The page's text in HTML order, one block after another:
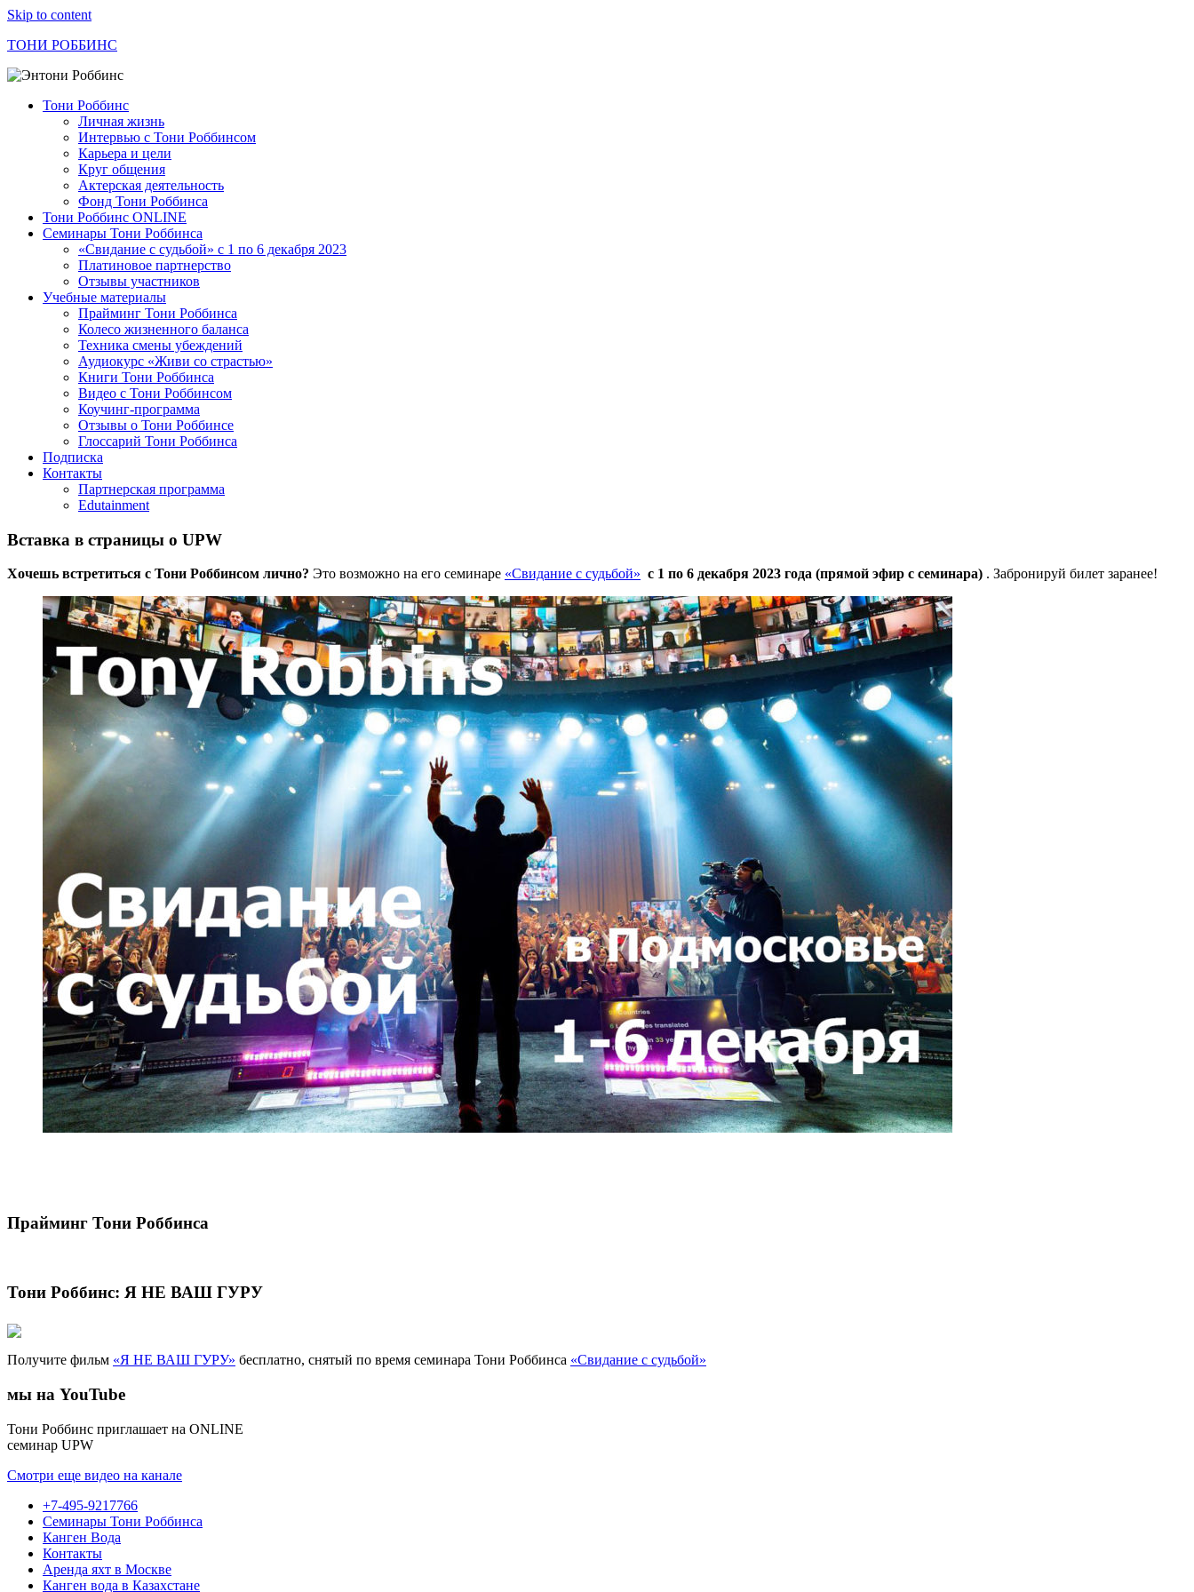
Skip to content
ТОНИ РОББИНС
Тони Роббинс
Личная жизнь
Интервью с Тони Роббинсом
Карьера и цели
Круг общения
Актерская деятельность
Фонд Тони Роббинса
Тони Роббинс ONLINE
Семинары Тони Роббинса
«Свидание с судьбой» с 1 по 6 декабря 2023
Платиновое партнерство
Отзывы участников
Учебные материалы
Прайминг Тони Роббинса
Колесо жизненного баланса
Техника смены убеждений
Аудиокурс «Живи со страстью»
Книги Тони Роббинса
Видео с Тони Роббинсом
Коучинг-программа
Отзывы о Тони Роббинсе
Глоссарий Тони Роббинса
Подписка
Контакты
Партнерская программа
Edutainment
Вставка в страницы о UPW
Хочешь встретиться с Тони Роббинсом лично? Это возможно на его семинаре «Свидание с судьбой» с 1 по 6 декабря 2023 года (прямой эфир с семинара) . Забронируй билет заранее!
Прайминг Тони Роббинса
Тони Роббинс: Я НЕ ВАШ ГУРУ
Получите фильм «Я НЕ ВАШ ГУРУ» бесплатно, снятый по время семинара Тони Роббинса «Свидание с судьбой»
мы на YouTube
Тони Роббинс приглашает на ONLINE
семинар UPW
Смотри еще видео на канале
+7-495-9217766
Семинары Тони Роббинса
Канген Вода
Контакты
Аренда яхт в Москве
Канген вода в Казахстане